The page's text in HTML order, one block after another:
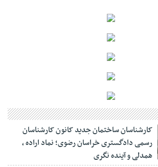
کارشناسان ساختمان جدید کانون کارشناسان
رسمی دادگستری خراسان رضوی؛ نماد اراده ،
همدلی و آینده نگری